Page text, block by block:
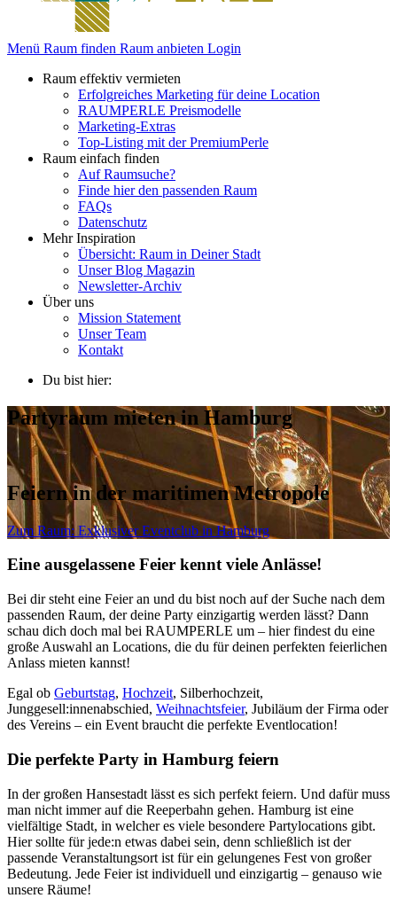
Menü Raum finden Raum anbieten Login
Raum effektiv vermieten
Erfolgreiches Marketing für deine Location
RAUMPERLE Preismodelle
Marketing-Extras
Top-Listing mit der PremiumPerle
Raum einfach finden
Auf Raumsuche?
Finde hier den passenden Raum
FAQs
Datenschutz
Mehr Inspiration
Übersicht: Raum in Deiner Stadt
Unser Blog Magazin
Newsletter-Archiv
Über uns
Mission Statement
Unser Team
Kontakt
Du bist hier:
Partyraum mieten in Hamburg
Feiern in der maritimen Metropole
Zum Raum: Exklusiver Eventclub in Hamburg
Eine ausgelassene Feier kennt viele Anlässe!
Bei dir steht eine Feier an und du bist noch auf der Suche nach dem
passenden Raum, der deine Party einzigartig werden lässt? Dann
schau dich doch mal bei RAUMPERLE um – hier findest du eine
große Auswahl an Locations, die du für deinen perfekten feierlichen
Anlass mieten kannst!
Egal ob Geburtstag, Hochzeit, Silberhochzeit,
Junggesell:innenabschied, Weihnachtsfeier, Jubiläum der Firma oder
des Vereins – ein Event braucht die perfekte Eventlocation!
Die perfekte Party in Hamburg feiern
In der großen Hansestadt lässt es sich perfekt feiern. Und dafür muss
man nicht immer auf die Reeperbahn gehen. Hamburg ist eine
vielfältige Stadt, in welcher es viele besondere Partylocations gibt.
Hier sollte für jede:n etwas dabei sein, denn schließlich ist der
passende Veranstaltungsort ist für ein gelungenes Fest von großer
Bedeutung. Jede Feier ist individuell und einzigartig – genauso wie
unsere Räume!